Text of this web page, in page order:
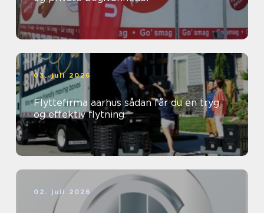
03. juli 2026
Flyttefirma aarhus sådan får du en tryg
og effektiv flytning
02. juli 2026